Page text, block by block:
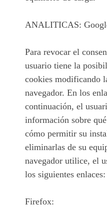
ANALITICAS:
Para revocar el
usuario tiene la
cookies modificando
navegador. En los
continuación, el
información sobre
cómo permitir su
eliminarlas de su
navegador utilice, el
los siguientes enlaces:
Firefox: